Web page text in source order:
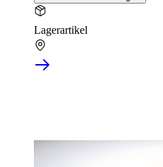
Lagerartikel